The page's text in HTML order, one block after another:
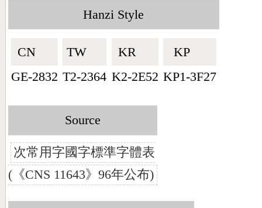
Hanzi Style
CN🇨🇳
GE-2832
TW🇹🇼
T2-2364
KR🇰🇷
K2-2E52
KP🇰🇵
KP1-3F27
Source
次常用字國字標準字體表
(《CNS 11643》96年公布)